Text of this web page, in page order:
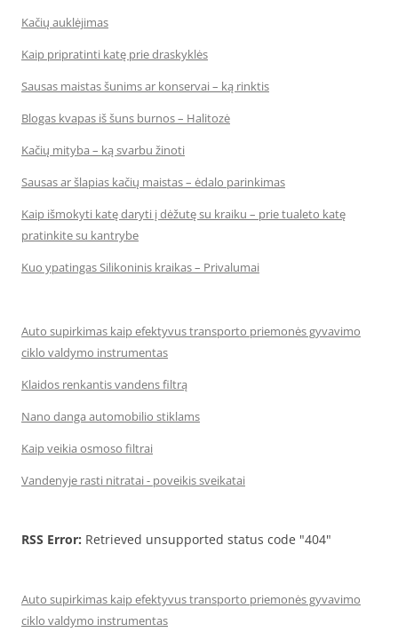
Kačių auklėjimas
Kaip pripratinti katę prie draskyklės
Sausas maistas šunims ar konservai – ką rinktis
Blogas kvapas iš šuns burnos – Halitozė
Kačių mityba – ką svarbu žinoti
Sausas ar šlapias kačių maistas – ėdalo parinkimas
Kaip išmokyti katę daryti į dėžutę su kraiku – prie tualeto katę
pratinkite su kantrybe
Kuo ypatingas Silikoninis kraikas – Privalumai
Auto supirkimas kaip efektyvus transporto priemonės gyvavimo
ciklo valdymo instrumentas
Klaidos renkantis vandens filtrą
Nano danga automobilio stiklams
Kaip veikia osmoso filtrai
Vandenyje rasti nitratai - poveikis sveikatai
RSS Error: Retrieved unsupported status code "404"
Auto supirkimas kaip efektyvus transporto priemonės gyvavimo
ciklo valdymo instrumentas